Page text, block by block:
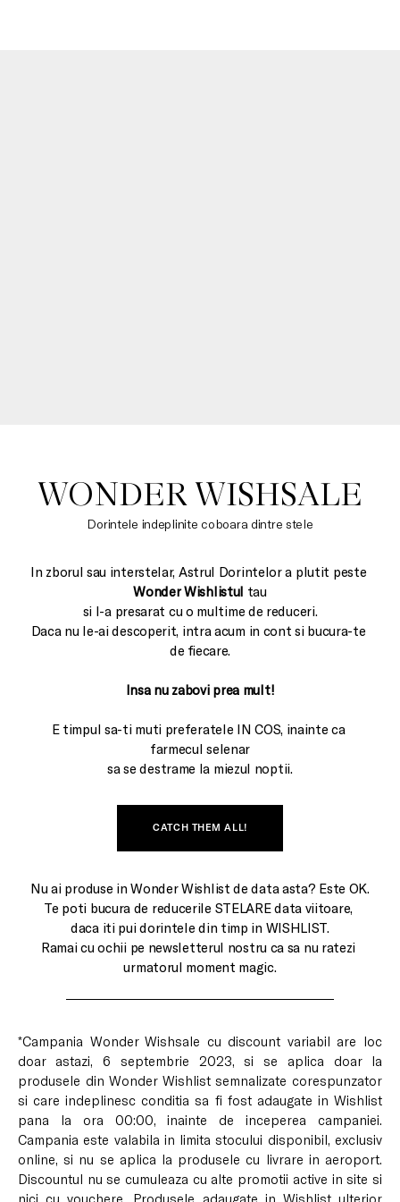
WONDER WISHSALE
Dorintele indeplinite coboara dintre stele
In zborul sau interstelar, Astrul Dorintelor a plutit peste
Wonder Wishlistul tau
si l-a presarat cu o multime de reduceri.
Daca nu le-ai descoperit, intra acum in cont si bucura-te
de fiecare.
Insa nu zabovi prea mult!
E timpul sa-ti muti preferatele IN COS, inainte ca
farmecul selenar
sa se destrame la miezul noptii.
CATCH THEM ALL!
Nu ai produse in Wonder Wishlist de data asta? Este OK.
Te poti bucura de reducerile STELARE data viitoare,
daca iti pui dorintele din timp in WISHLIST.
Ramai cu ochii pe newsletterul nostru ca sa nu ratezi
*Campania Wonder Wishsale cu discount variabil are loc
doar astazi, 6 septembrie 2023, si se aplica doar la
produsele din Wonder Wishlist semnalizate corespunzator
si care indeplinesc conditia sa fi fost adaugate in Wishlist
pana la ora 00:00, inainte de inceperea campaniei.
Campania este valabila in limita stocului disponibil, exclusiv
online, si nu se aplica la produsele cu livrare in aeroport.
Discountul nu se cumuleaza cu alte promotii active in site si
nici cu vouchere. Produsele adaugate in Wishlist ulterior